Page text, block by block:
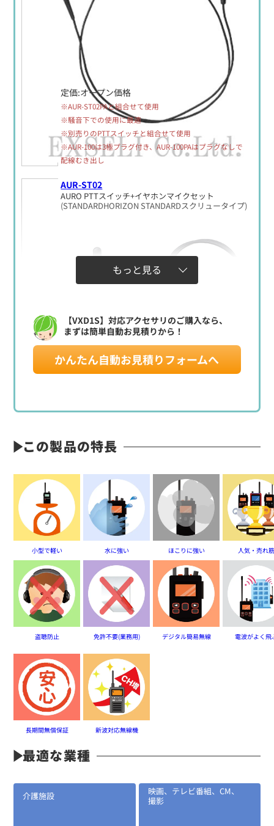
定価:オープン価格
※AUR-ST02PAと組合せて使用
※騒音下での使用に最適
※別売りのPTTスイッチと組合せて使用
※AUR-100は3極プラグ付き、AUR-100PAはプラグなしで
配線むき出し
AUR-ST02
AURO PTTスイッチ+イヤホンマイクセット
(STANDARDHORIZON STANDARDスクリュータイプ)
定価:36,200円(税別)
※騒音下での使用に最適
DEE40S
ハンディ用耳掛けタイプイヤホンマイク
定価:4,800円(税別)
※ケーブル長約75cm
DEM20S
ハンディ用クリップマイク&イヤホン
もっと見る
【VXD1S】対応アクセサリのご購入なら、
まずは簡単自動お見積りから！
かんたん自動お見積りフォームへ
この製品の特長
小型で軽い 水に強い ほこりに強い 人気・売れ筋
盗聴防止 免許不要(業務用) デジタル簡易無線 電波がよく飛
長期間無償保証 新波対応無線機
最適な業種
介護施設
映画、テレビ番組、CM、
撮影